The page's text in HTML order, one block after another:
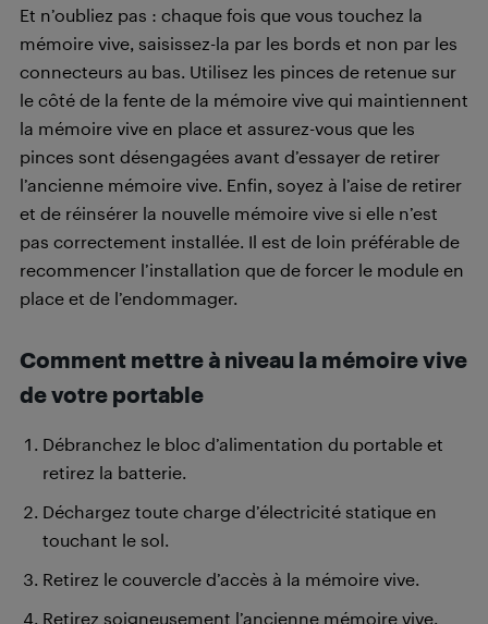
Et n’oubliez pas : chaque fois que vous touchez la
mémoire vive, saisissez-la par les bords et non par les
connecteurs au bas. Utilisez les pinces de retenue sur
le côté de la fente de la mémoire vive qui maintiennent
la mémoire vive en place et assurez-vous que les
pinces sont désengagées avant d’essayer de retirer
l’ancienne mémoire vive. Enfin, soyez à l’aise de retirer
et de réinsérer la nouvelle mémoire vive si elle n’est
pas correctement installée. Il est de loin préférable de
recommencer l’installation que de forcer le module en
place et de l’endommager.
Comment mettre à niveau la mémoire vive
de votre portable
Débranchez le bloc d’alimentation du portable et
retirez la batterie.
Déchargez toute charge d’électricité statique en
touchant le sol.
Retirez le couvercle d’accès à la mémoire vive.
Retirez soigneusement l’ancienne mémoire vive.